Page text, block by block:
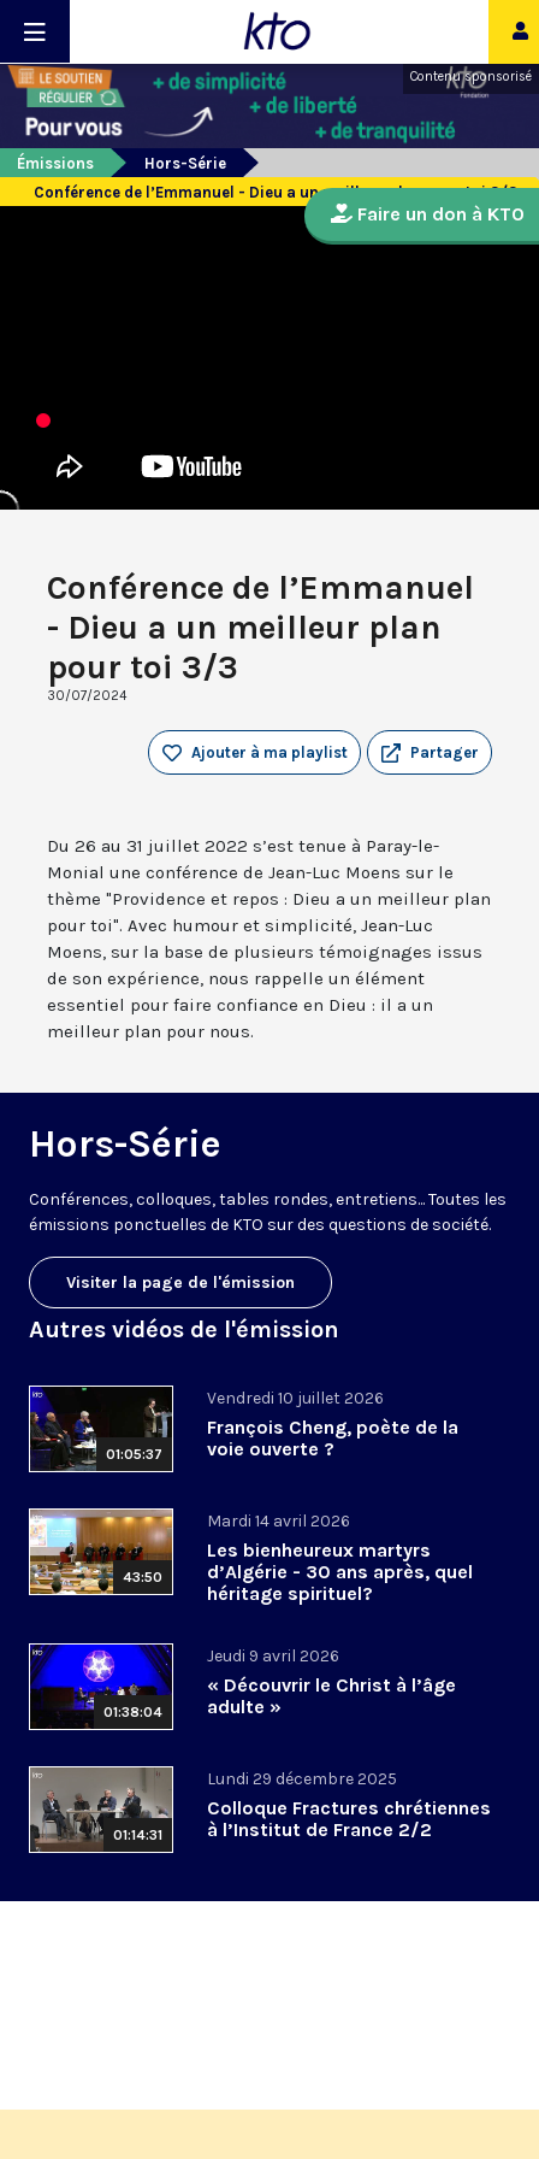
Contenu sponsorisé
Émissions
Hors-Série
Conférence de l’Emmanuel - Dieu a un meilleur plan pour toi 3/3
Conférence de l’Emmanuel
- Dieu a un meilleur plan
pour toi 3/3
30/07/2024
Partager
Ajouter à ma playlist
Du 26 au 31 juillet 2022 s’est tenue à Paray-le-
Monial une conférence de Jean-Luc Moens sur le
thème "Providence et repos : Dieu a un meilleur plan
pour toi". Avec humour et simplicité, Jean-Luc
Moens, sur la base de plusieurs témoignages issus
de son expérience, nous rappelle un élément
essentiel pour faire confiance en Dieu : il a un
meilleur plan pour nous.
Hors-Série
Conférences, colloques, tables rondes, entretiens... Toutes les
émissions ponctuelles de KTO sur des questions de société.
Visiter la page de l'émission
Autres vidéos de l'émission
01:05:37
Vendredi 10 juillet 2026
François Cheng, poète de la
voie ouverte ?
43:50
Mardi 14 avril 2026
Les bienheureux martyrs
d’Algérie - 30 ans après, quel
héritage spirituel?
01:38:04
Jeudi 9 avril 2026
« Découvrir le Christ à l’âge
adulte »
01:14:31
Lundi 29 décembre 2025
Colloque Fractures chrétiennes
à l’Institut de France 2/2
Faire un don à KTO